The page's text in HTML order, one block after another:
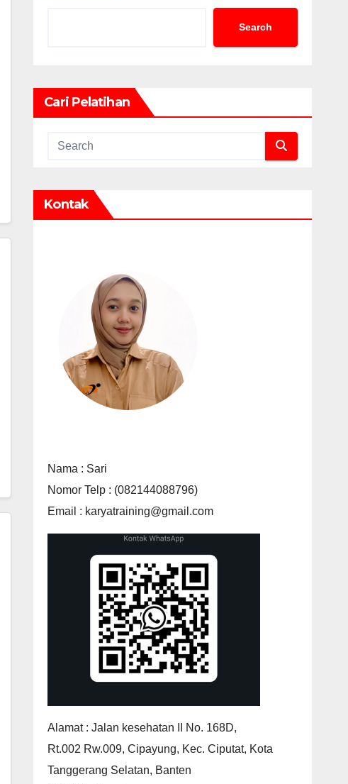
Search
Cari Pelatihan
Kontak
Nama : Sari
Nomor Telp : (082144088796)
Email : karyatraining@gmail.com
Alamat : Jalan kesehatan II No. 168D,
Rt.002 Rw.009, Cipayung, Kec. Ciputat, Kota
Tanggerang Selatan, Banten